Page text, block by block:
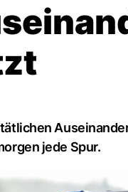
jede Spur.